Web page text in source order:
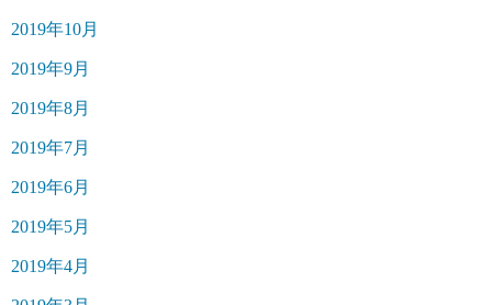
2019年10月
2019年9月
2019年8月
2019年7月
2019年6月
2019年5月
2019年4月